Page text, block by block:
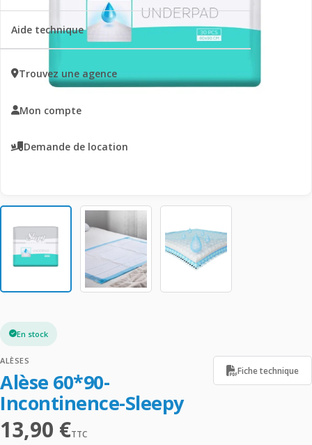
Aide technique
Trouvez une agence
Mon compte
Demande de location
En stock
ALÈSES
Alèse 60*90-
Incontinence-Sleepy
Fiche technique
13,90 €TTC